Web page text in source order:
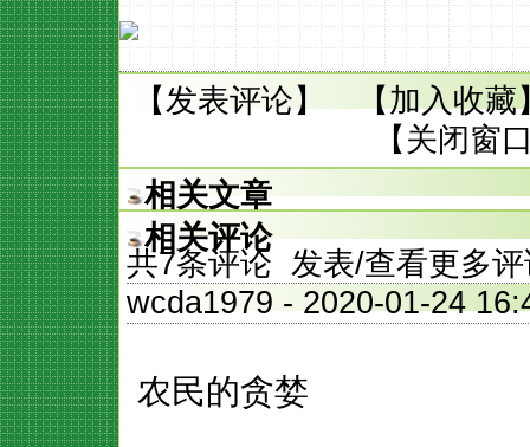
【发表评论】 【加入收藏
【 关闭窗
相关文章
相关评论
共7条评论 发表/查看更多评
wcda1979 - 2020-01-24
农民的贪婪